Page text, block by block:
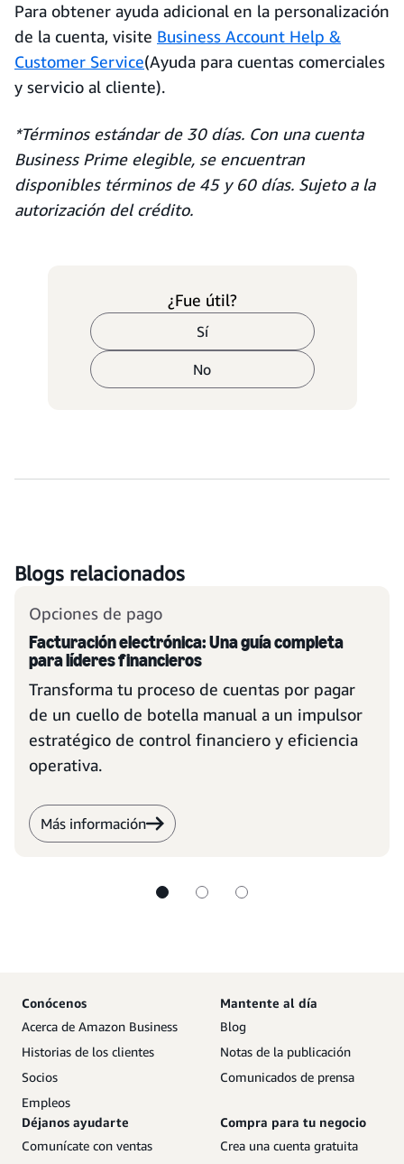
Para obtener ayuda adicional en la personalización
de la cuenta, visite Business Account Help &
Customer Service(Ayuda para cuentas comerciales
y servicio al cliente).
*Términos estándar de 30 días. Con una cuenta
Business Prime elegible, se encuentran
disponibles términos de 45 y 60 días. Sujeto a la
autorización del crédito.
¿Fue útil?
Sí
No
Blogs relacionados
Opciones de pago
Facturación electrónica: Una guía completa
para líderes financieros
Transforma tu proceso de cuentas por pagar
de un cuello de botella manual a un impulsor
estratégico de control financiero y eficiencia
operativa.
Más información
Conócenos
Acerca de Amazon Business
Historias de los clientes
Socios
Empleos
Mantente al día
Blog
Notas de la publicación
Comunicados de prensa
Déjanos ayudarte
Comunícate con ventas
Compra para tu negocio
Crea una cuenta gratuita